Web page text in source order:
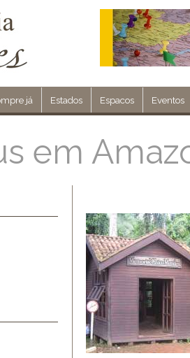
já Estados Espacos Eventos
em